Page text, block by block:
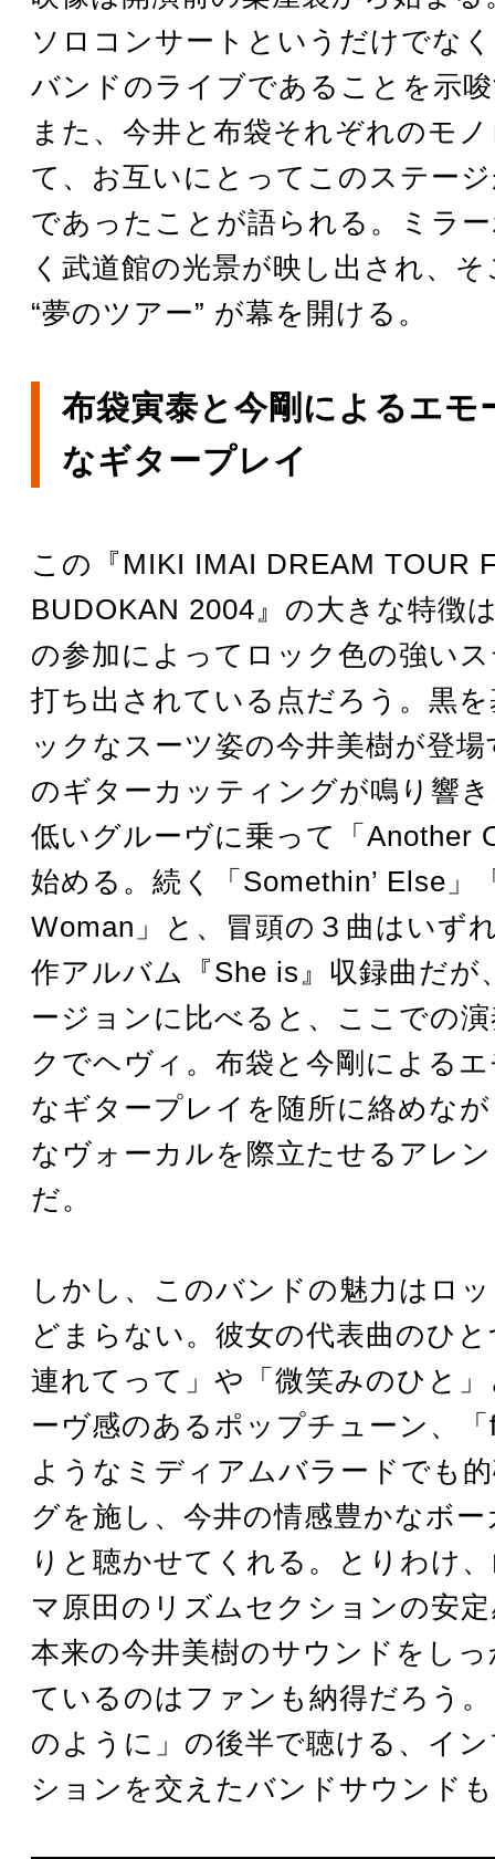
ソロコンサートというだけでな
バンドのライブであることを示
また、今井と布袋それぞれのモ
て、お互いにとってこのステージ
であったことが語られる。ミラ
く武道館の光景が映し出され、
“夢のツアー” が幕を開ける。
布袋寅泰と今剛によるエモ
なギタープレイ
この『MIKI IMAI DREAM TOUR
BUDOKAN 2004』の大きな特徴
の参加によってロック色の強い
打ち出されている点だろう。黒
ックなスーツ姿の今井美樹が登
のギターカッティングが鳴り響
低いグルーヴに乗って「Another
始める。続く「Somethin’ Else」
Woman」と、冒頭の３曲はいず
作アルバム『She is』収録曲だが
ージョンに比べると、ここでの
クでヘヴィ。布袋と今剛による
なギタープレイを随所に絡めな
なヴォーカルを際立たせるアレ
だ。
しかし、このバンドの魅力はロ
どまらない。彼女の代表曲のひ
連れてって」や「微笑みのひと
ーヴ感のあるポップチューン、
ようなミディアムバラードでも
グを施し、今井の情感豊かなボ
りと聴かせてくれる。とりわけ
マ原田のリズムセクションの安
本来の今井美樹のサウンドをし
ているのはファンも納得だろう
のように」の後半で聴ける、イ
ションを交えたバンドサウンド